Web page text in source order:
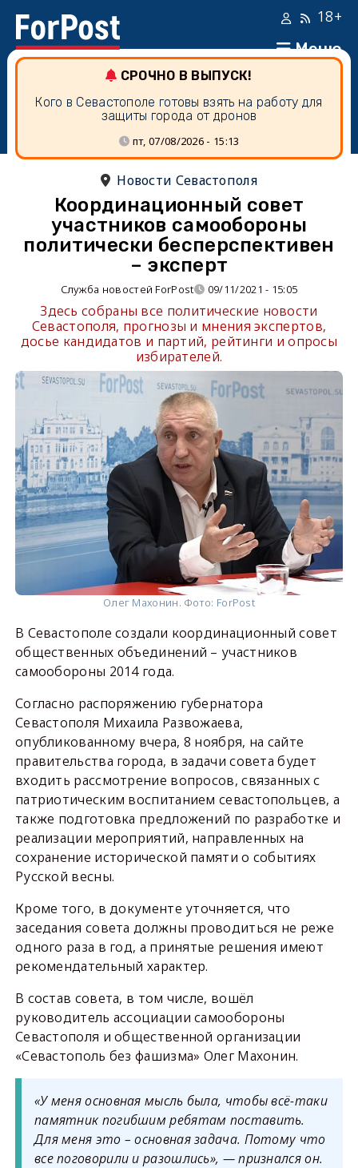
Меню
18+
СРОЧНО В ВЫПУСК!
Кого в Севастополе готовы взять на работу для
защиты города от дронов
пт, 07/08/2026 - 15:13
Новости Севастополя
Координационный совет
участников самообороны
политически бесперспективен
– эксперт
Служба новостей ForPost 09/11/2021 - 15:05
Здесь собраны все политические новости
Севастополя, прогнозы и мнения экспертов,
досье кандидатов и партий, рейтинги и опросы
избирателей.
Олег Махонин. Фото: ForPost
В Севастополе создали координационный совет
общественных объединений – участников
самообороны 2014 года.
Согласно распоряжению губернатора
Севастополя Михаила Развожаева,
опубликованному вчера, 8 ноября, на сайте
правительства города, в задачи совета будет
входить рассмотрение вопросов, связанных с
патриотическим воспитанием севастопольцев, а
также подготовка предложений по разработке и
реализации мероприятий, направленных на
сохранение исторической памяти о событиях
Русской весны.
Кроме того, в документе уточняется, что
заседания совета должны проводиться не реже
одного раза в год, а принятые решения имеют
рекомендательный характер.
В состав совета, в том числе, вошёл
руководитель ассоциации самообороны
Севастополя и общественной организации
«Севастополь без фашизма» Олег Махонин.
«У меня основная мысль была, чтобы всё-таки
памятник погибшим ребятам поставить.
Для меня это – основная задача. Потому что
все поговорили и разошлись», — признался он.